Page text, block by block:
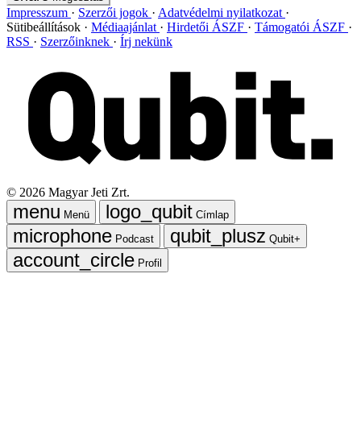
Impresszum Szerzői jogok
Adatvédelmi nyilatkozat
Sütibeállítások
Médiaajánlat Hirdetői ÁSZF
Támogatói ÁSZF
RSS
Szerzőinknek Írj nekünk
© 2026 Magyar Jeti Zrt.
Menü
Címlap
Podcast
Qubit+
Profil